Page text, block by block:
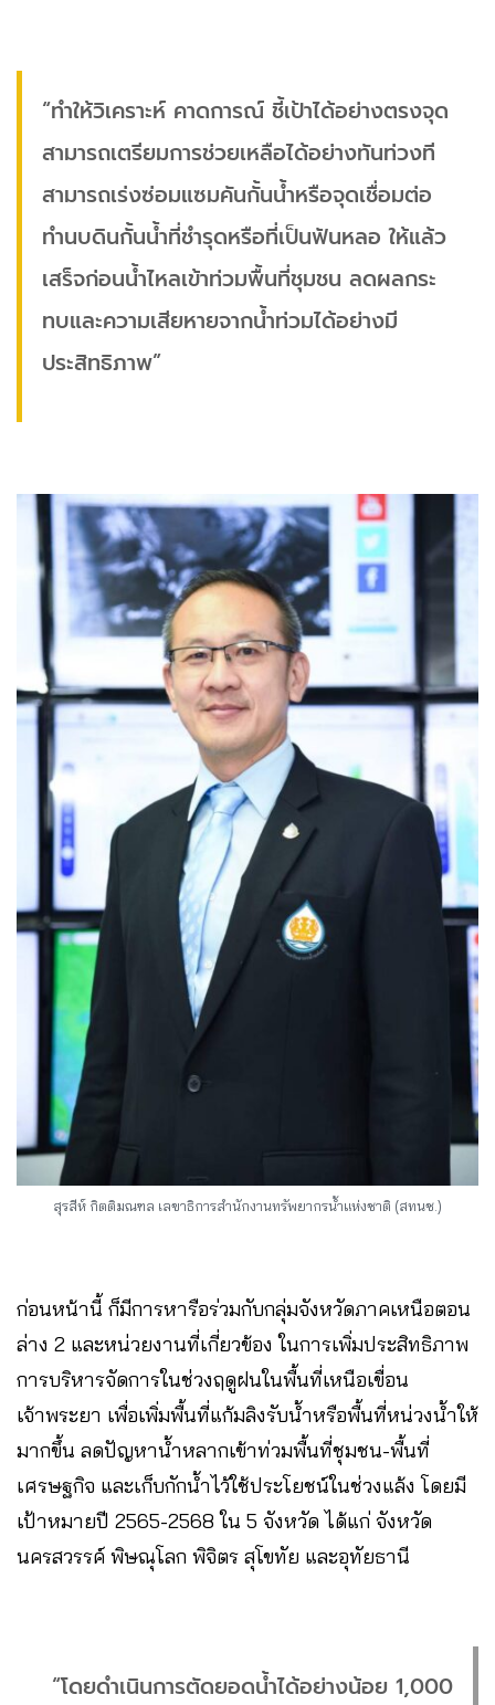
“ทำให้วิเคราะห์ คาดการณ์ ชี้เป้าได้อย่างตรงจุด
สามารถเตรียมการช่วยเหลือได้อย่างทันท่วงที
สามารถเร่งซ่อมแซมคันกั้นน้ำหรือจุดเชื่อมต่อ
ทำนบดินกั้นน้ำที่ชำรุดหรือที่เป็นฟันหลอ ให้แล้ว
เสร็จก่อนน้ำไหลเข้าท่วมพื้นที่ชุมชน ลดผลกระ
ทบและความเสียหายจากน้ำท่วมได้อย่างมี
ประสิทธิภาพ”
สุรสีห์ กิตติมณฑล เลขาธิการสำนักงานทรัพยากรน้ำแห่งชาติ (สทนช.)
ก่อนหน้านี้ ก็มีการหารือร่วมกับกลุ่มจังหวัดภาคเหนือตอน
ล่าง 2 และหน่วยงานที่เกี่ยวข้อง ในการเพิ่มประสิทธิภาพ
การบริหารจัดการในช่วงฤดูฝนในพื้นที่เหนือเขื่อน
เจ้าพระยา เพื่อเพิ่มพื้นที่แก้มลิงรับน้ำหรือพื้นที่หน่วงน้ำให้
มากขึ้น ลดปัญหาน้ำหลากเข้าท่วมพื้นที่ชุมชน-พื้นที่
เศรษฐกิจ และเก็บกักน้ำไว้ใช้ประโยชน์ในช่วงแล้ง โดยมี
เป้าหมายปี 2565-2568 ใน 5 จังหวัด ได้แก่ จังหวัด
นครสวรรค์ พิษณุโลก พิจิตร สุโขทัย และอุทัยธานี
“โดยดำเนินการตัดยอดน้ำได้อย่างน้อย 1,000